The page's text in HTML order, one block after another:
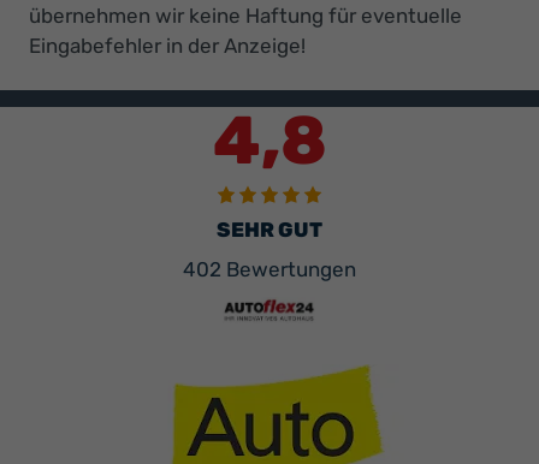
übernehmen wir keine Haftung für eventuelle
Eingabefehler in der Anzeige!
4,8
SEHR GUT
402 Bewertungen